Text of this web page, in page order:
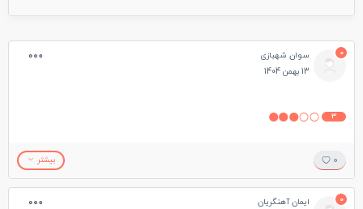
0
سوان شهبازی
13 بهمن 1404
3
0 بیشتر
0
ایمان آهنگریان